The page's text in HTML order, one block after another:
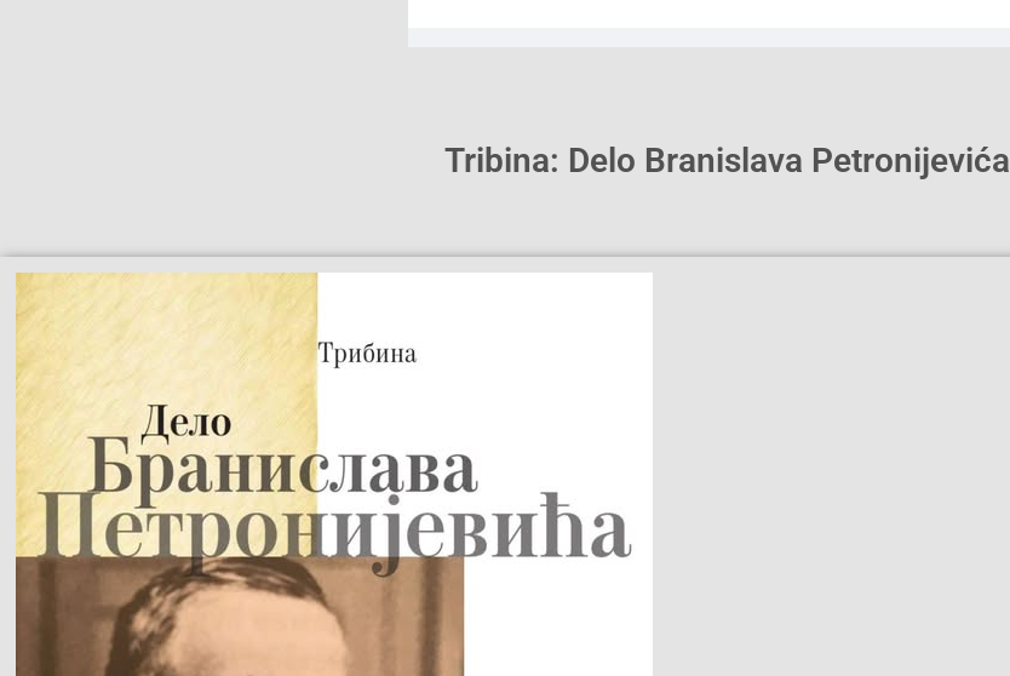
Tribina: Delo Branislava Petronijevića